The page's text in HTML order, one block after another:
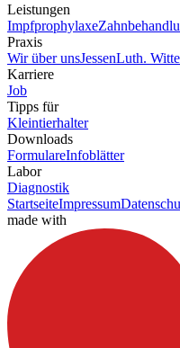
Leistungen
Impfprophylaxe
Praxis
Wir über unsJessenLuth.
Karriere
Job
Tipps für
Kleintierhalter
Downloads
FormulareInfoblätter
Labor
Diagnostik
StartseiteImpressum
made with